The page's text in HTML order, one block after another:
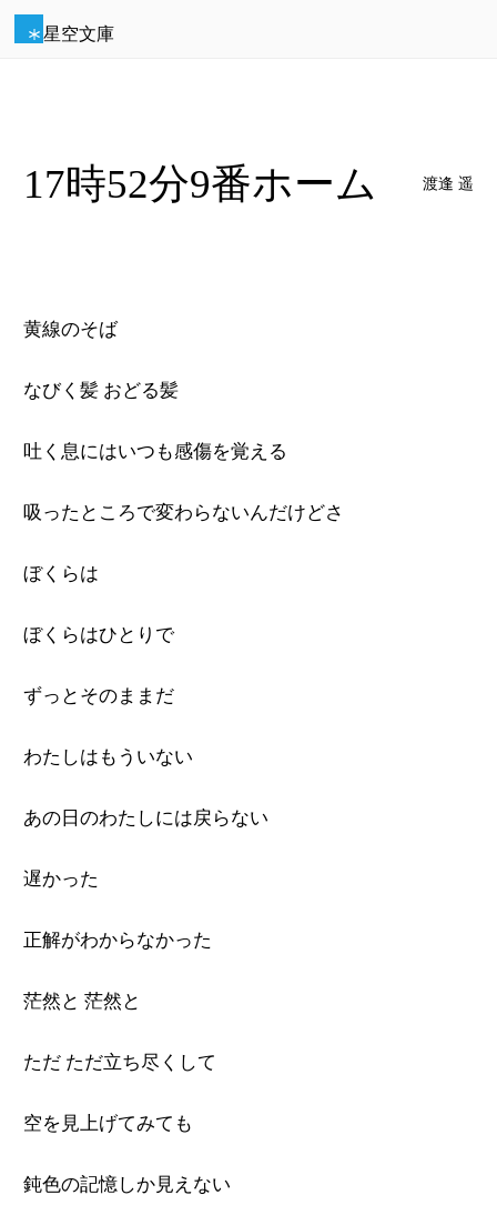
星空文庫
17時52分9番ホーム 渡逢 遥
黄線のそば
なびく髪 おどる髪
吐く息にはいつも感傷を覚える
吸ったところで変わらないんだけどさ
ぼくらは
ぼくらはひとりで
ずっとそのままだ
わたしはもういない
あの日のわたしには戻らない
遅かった
正解がわからなかった
茫然と 茫然と
ただ ただ立ち尽くして
空を見上げてみても
鈍色の記憶しか見えない